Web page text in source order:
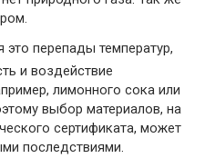
это перепады температур,
и воздействие
лимонного сока или
выбор материалов, на
сертификата, может
последствиями.